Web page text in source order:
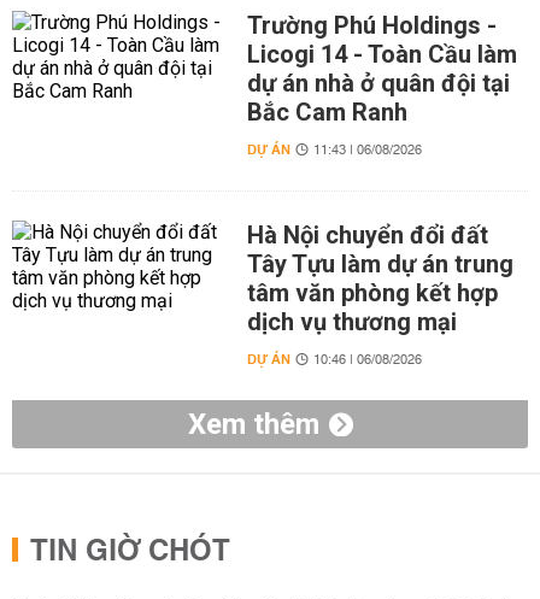
Trường Phú Holdings -
Licogi 14 - Toàn Cầu làm
dự án nhà ở quân đội tại
Bắc Cam Ranh
DỰ ÁN 11:43 | 06/08/2026
Hà Nội chuyển đổi đất
Tây Tựu làm dự án trung
tâm văn phòng kết hợp
dịch vụ thương mại
DỰ ÁN 10:46 | 06/08/2026
Xem thêm
TIN GIỜ CHÓT